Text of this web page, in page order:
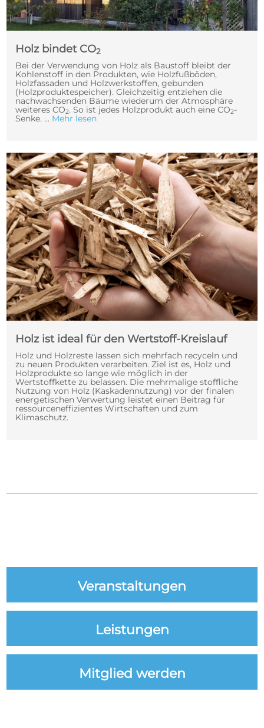
Holz bindet CO2
Bei der Verwendung von Holz als Baustoff bleibt der
Kohlenstoff in den Produkten, wie Holzfußböden,
Holzfassaden und Holzwerkstoffen, gebunden
(Holzproduktespeicher). Gleichzeitig entziehen die
nachwachsenden Bäume wiederum der Atmosphäre
weiteres CO2. So ist jedes Holzprodukt auch eine CO2-
Senke. … Mehr lesen
Holz ist ideal für den Wertstoff-Kreislauf
Holz und Holzreste lassen sich mehrfach recyceln und
zu neuen Produkten verarbeiten. Ziel ist es, Holz und
Holzprodukte so lange wie möglich in der
Wertstoffkette zu belassen. Die mehrmalige stoffliche
Nutzung von Holz (Kaskadennutzung) vor der finalen
energetischen Verwertung leistet einen Beitrag für
ressourceneffizientes Wirtschaften und zum
Klimaschutz.
Veranstaltungen
Leistungen
Mitglied werden